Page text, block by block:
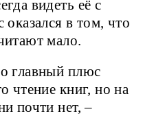
видеть её с
в том, что
мало.
главный плюс
чтение книг, но на
почти нет, –